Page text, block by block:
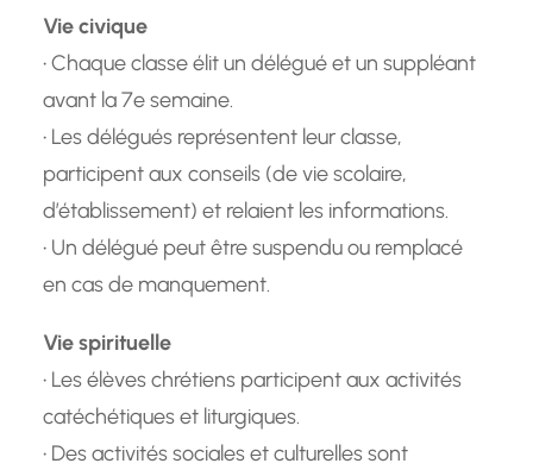
Vie civique
• Chaque classe élit un délégué et un suppléant
avant la 7e semaine.
• Les délégués représentent leur classe,
participent aux conseils (de vie scolaire,
d’établissement) et relaient les informations.
• Un délégué peut être suspendu ou remplacé
en cas de manquement.
Vie spirituelle
• Les élèves chrétiens participent aux activités
catéchétiques et liturgiques.
• Des activités sociales et culturelles sont